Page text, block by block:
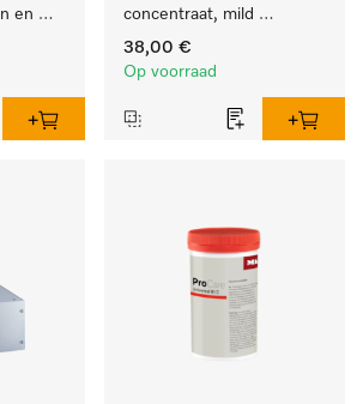
en
concentraat, mild
alkalisch, 5 l voor het
reinigen van bonte was
38,00 €
Op voorraad